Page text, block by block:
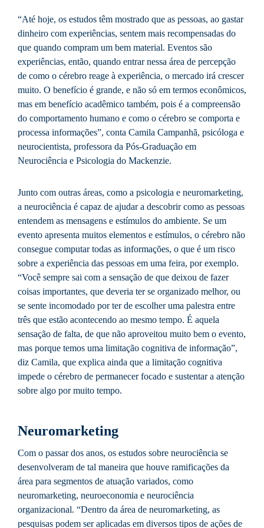
“Até hoje, os estudos têm mostrado que as pessoas, ao gastar
dinheiro com experiências, sentem mais recompensadas do
que quando compram um bem material. Eventos são
experiências, então, quando entrar nessa área de percepção
de como o cérebro reage à experiência, o mercado irá crescer
muito. O benefício é grande, e não só em termos econômicos,
mas em benefício acadêmico também, pois é a compreensão
do comportamento humano e como o cérebro se comporta e
processa informações”, conta Camila Campanhã, psicóloga e
neurocientista, professora da Pós-Graduação em
Neurociência e Psicologia do Mackenzie.
Junto com outras áreas, como a psicologia e neuromarketing,
a neurociência é capaz de ajudar a descobrir como as pessoas
entendem as mensagens e estímulos do ambiente. Se um
evento apresenta muitos elementos e estímulos, o cérebro não
consegue computar todas as informações, o que é um risco
sobre a experiência das pessoas em uma feira, por exemplo.
“Você sempre sai com a sensação de que deixou de fazer
coisas importantes, que deveria ter se organizado melhor, ou
se sente incomodado por ter de escolher uma palestra entre
três que estão acontecendo ao mesmo tempo. É aquela
sensação de falta, de que não aproveitou muito bem o evento,
mas porque temos uma limitação cognitiva de informação”,
diz Camila, que explica ainda que a limitação cognitiva
impede o cérebro de permanecer focado e sustentar a atenção
sobre algo por muito tempo.
Neuromarketing
Com o passar dos anos, os estudos sobre neurociência se
desenvolveram de tal maneira que houve ramificações da
área para segmentos de atuação variados, como
neuromarketing, neuroeconomia e neurociência
organizacional. “Dentro da área de neuromarketing, as
pesquisas podem ser aplicadas em diversos tipos de ações de